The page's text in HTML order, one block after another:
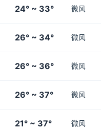
24° ~ 33° 微风
26° ~ 34° 微风
26° ~ 36° 微风
26° ~ 37° 微风
21° ~ 37° 微风